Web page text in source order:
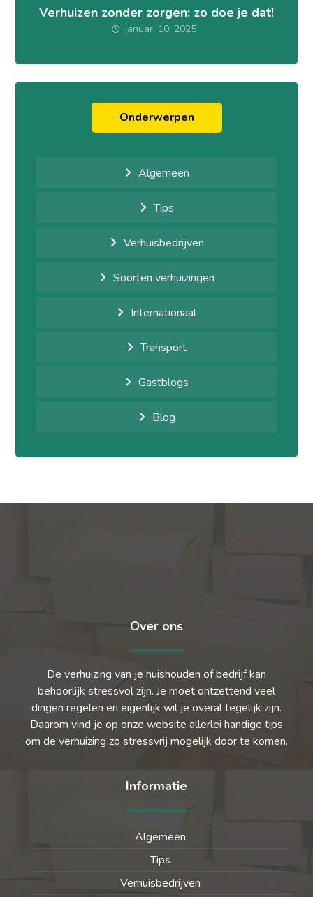
Verhuizen zonder zorgen: zo doe je dat!
januari 10, 2025
Onderwerpen
Algemeen
Tips
Verhuisbedrijven
Soorten verhuizingen
Internationaal
Transport
Gastblogs
Blog
Over ons
De verhuizing van je huishouden of bedrijf kan
behoorlijk stressvol zijn. Je moet ontzettend veel
dingen regelen en eigenlijk wil je overal tegelijk zijn.
Daarom vind je op onze website allerlei handige tips
om de verhuizing zo stressvrij mogelijk door te komen.
Informatie
Algemeen
Tips
Verhuisbedrijven